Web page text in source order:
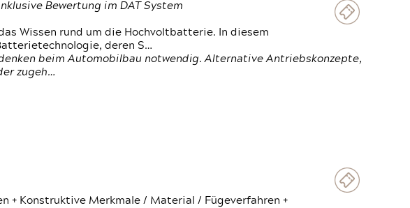
Bewertung im DAT System
Wissen rund um die Hochvoltbatterie. In diesem
deren S…
beim Automobilbau notwendig. Alternative Antriebskonzepte,
zugeh…
+ Konstruktive Merkmale / Material / Fügeverfahren +